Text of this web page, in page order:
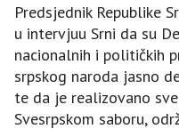
Predsjednik Republike
u intervjuu Srni da su
nacionalnih i političkih
srpskog naroda jasno
te da je realizovano
Svesrpskom saboru,